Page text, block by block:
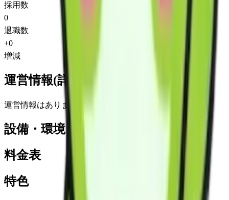
採用数
0
退職数
+0
増減
運営情報(詳細)
運営情報はありません
設備・環境
料金表
特色